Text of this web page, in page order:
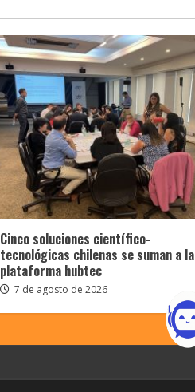
Cinco soluciones científico-
tecnológicas chilenas se suman a la
plataforma hubtec
7 de agosto de 2026